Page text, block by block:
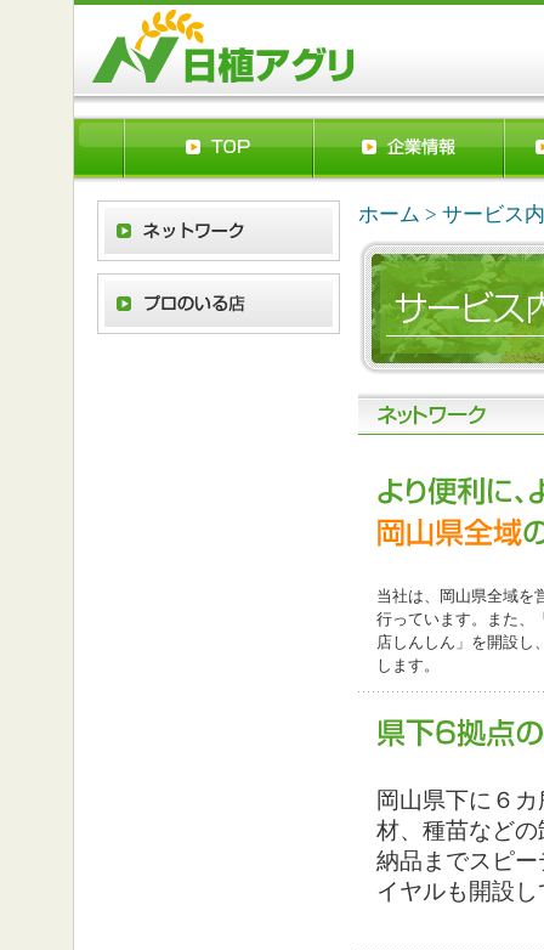
ホーム > サービス
当社は、岡山県全域を
行っています。また、
店しんしん」を開設し
します。
岡山県下に６
材、種苗など
納品までスピ
イヤルも開設